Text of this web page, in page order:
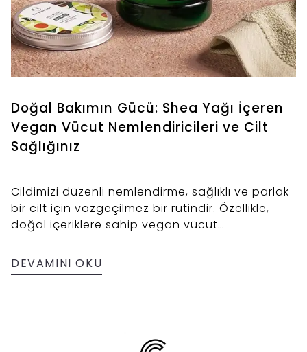
Doğal Bakımın Gücü: Shea Yağı İçeren
Vegan Vücut Nemlendiricileri ve Cilt
Sağlığınız
Cildimizi düzenli nemlendirme, sağlıklı ve parlak
bir cilt için vazgeçilmez bir rutindir. Özellikle,
doğal içeriklere sahip vegan vücut
hem de çevreye duyarlı bir seçenek sunar.
DEVAMINI OKU